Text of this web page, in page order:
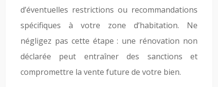
d’éventuelles restrictions ou recommandations
spécifiques à votre zone d’habitation. Ne
négligez pas cette étape : une rénovation non
déclarée peut entraîner des sanctions et
compromettre la vente future de votre bien.